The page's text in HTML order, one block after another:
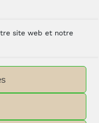
site web et notre
bien-être avec